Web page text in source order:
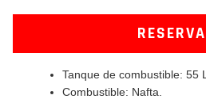
RESERVA
Tanque de combustible: 55 L.
Combustible: Nafta.